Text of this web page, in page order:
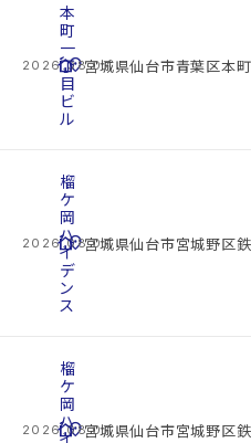
2026.08.07
cottage
本
町
一
丁
目
ビ
ル
location_on宮城県仙台市青葉区本
2026.08.07
cottage
榴
ケ
岡
ハ
イ
デ
ン
ス
location_on宮城県仙台市宮城野区
2026.08.07
cottage
榴
ケ
岡
ハlocation_on宮城県仙台市宮城野区